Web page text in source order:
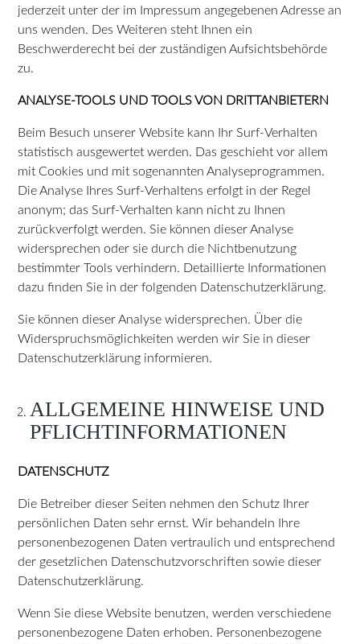
jederzeit unter der im Impressum angegebenen Adresse an
uns wenden. Des Weiteren steht Ihnen ein
Beschwerderecht bei der zuständigen Aufsichtsbehörde
zu.
ANALYSE-TOOLS UND TOOLS VON DRITTANBIETERN
Beim Besuch unserer Website kann Ihr Surf-Verhalten
statistisch ausgewertet werden. Das geschieht vor allem
mit Cookies und mit sogenannten Analyseprogrammen.
Die Analyse Ihres Surf-Verhaltens erfolgt in der Regel
anonym; das Surf-Verhalten kann nicht zu Ihnen
zurückverfolgt werden. Sie können dieser Analyse
widersprechen oder sie durch die Nichtbenutzung
bestimmter Tools verhindern. Detaillierte Informationen
dazu finden Sie in der folgenden Datenschutzerklärung.
Sie können dieser Analyse widersprechen. Über die
Widerspruchsmöglichkeiten werden wir Sie in dieser
Datenschutzerklärung informieren.
ALLGEMEINE HINWEISE UND
PFLICHTINFORMATIONEN
DATENSCHUTZ
Die Betreiber dieser Seiten nehmen den Schutz Ihrer
persönlichen Daten sehr ernst. Wir behandeln Ihre
personenbezogenen Daten vertraulich und entsprechend
der gesetzlichen Datenschutzvorschriften sowie dieser
Datenschutzerklärung.
Wenn Sie diese Website benutzen, werden verschiedene
personenbezogene Daten erhoben. Personenbezogene